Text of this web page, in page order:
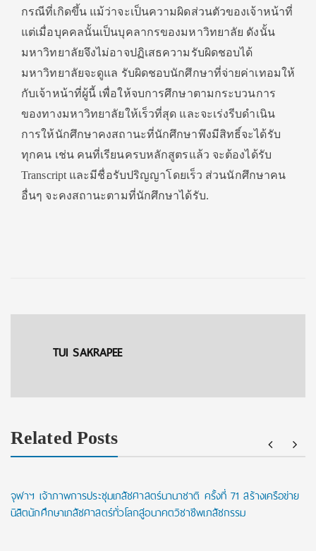
กรณีที่เกิดขึ้น แม้ว่าจะเป็นความผิดส่วนตัวของเจ้าหน้าที่
แต่เมื่อบุคคลนั้นเป็นบุคลากรของมหาวิทยาลัย ดังนั้น
มหาวิทยาลัยจึงไม่อาจปฏิเสธความรับผิดชอบได้
มหาวิทยาลัยจะดูแล รับผิดชอบนักศึกษาที่จ่ายค่าเทอมให้
กับเจ้าหน้าที่ผู้นี้ เพื่อให้จบการศึกษาตามกระบวนการ
ของทางมหาวิทยาลัยให้เร็วที่สุด และจะเร่งรีบดำเนิน
การให้นักศึกษาคงสถานะที่นักศึกษาพึงมีสิทธิ์จะได้รับ
ทุกคน เช่น คนที่เรียนครบหลักสูตรแล้ว จะต้องได้รับ
Transcript และมีชื่อรับปริญญาโดยเร็ว ส่วนนักศึกษาคน
อื่นๆ จะคงสถานะตามที่นักศึกษาได้รับ.
TUI SAKRAPEE
Related Posts
จุฬาฯ เจ้าภาพการประชุมเภสัชศาสตร์นานาชาติ ครั้งที่ 71 สร้างเครือข่าย
นิสิตนักศึกษาเภสัชศาสตร์ทั่วโลกสู่อนาคตวิชาชีพเภสัชกรรม